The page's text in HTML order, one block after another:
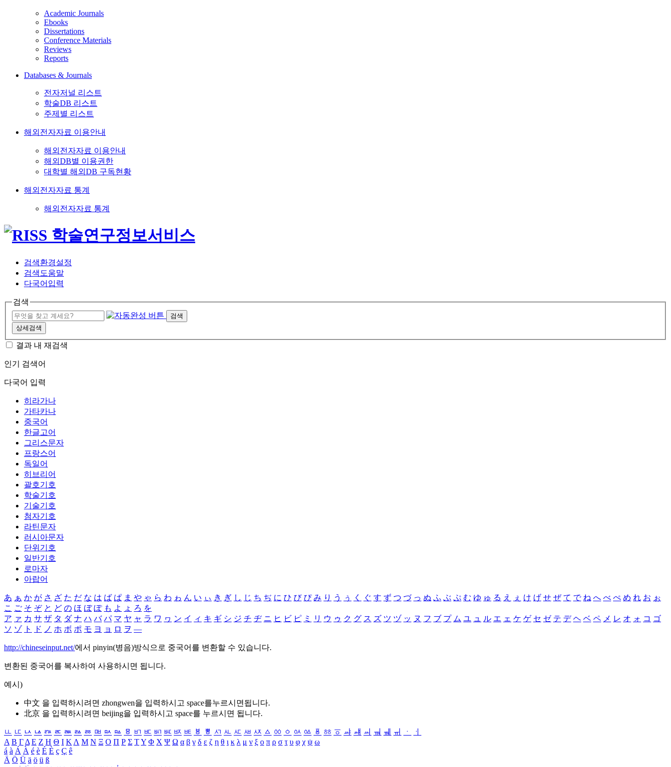
Academic Journals
Ebooks
Dissertations
Conference Materials
Reviews
Reports
Databases & Journals
전자저널 리스트
학술DB 리스트
주제별 리스트
해외전자자료 이용안내
해외전자자료 이용안내
해외DB별 이용권한
대학별 해외DB 구독현황
해외전자자료 통계
해외전자자료 통계
검색환경설정
검색도움말
다국어입력
검색
검색
상세검색
결과 내 재검색
인기 검색어
다국어 입력
히라가나
가타카나
중국어
한글고어
그리스문자
프랑스어
독일어
히브리어
괄호기호
학술기호
기술기호
첨자기호
라틴문자
러시아문자
단위기호
일반기호
로마자
아랍어
あ ぁ か が さ ざ た だ な は ば ぱ ま や ゃ ら わ ゎ ん い ぃ き ぎ し じ ち ぢ に ひ び ぴ み り う ぅ く ぐ す ず つ づ っ ぬ ふ ぶ ぷ む ゆ ゅ る え ぇ け げ せ ぜ て で ね へ べ ぺ め れ お ぉ
こ ご そ ぞ と ど の ほ ぼ ぽ も よ ょ ろ を
ア ァ カ サ ザ タ ダ ナ ハ バ パ マ ヤ ャ ラ ワ ヮ ン イ ィ キ ギ シ ジ チ ヂ ニ ヒ ビ ピ ミ リ ウ ゥ ク グ ス ズ ツ ヅ ッ ヌ フ ブ プ ム ユ ュ ル エ ェ ケ ゲ セ ゼ テ デ ヘ ベ ペ メ レ オ ォ コ ゴ
ソ ゾ ト ド ノ ホ ボ ポ モ ヨ ョ ロ ヲ ―
http://chineseinput.net/에서 pinyin(병음)방식으로 중국어를 변환할 수 있습니다.
변환된 중국어를 복사하여 사용하시면 됩니다.
예시)
中文 을 입력하시려면 zhongwen을 입력하시고 space를누르시면됩니다.
北京 을 입력하시려면 beijing을 입력하시고 space를 누르시면 됩니다.
ㅥ ㅦ ㅧ ㅨ ㅩ ㅪ ㅫ ㅬ ㅭ ㅮ ㅯ ㅰ ㅱ ㅲ ㅳ ㅴ ㅵ ㅶ ㅷ ㅸ ㅹ ㅺ ㅻ ㅼ ㅽ ㅾ ㅿ ㆀ ㆁ ㆂ ㆃ ㆄ ㆅ ㆆ ㆇ ㆈ ㆉ ㆊ ㆋ ㆌ ㆍ
ㆎ
Α Β ΓΔ Ε Ζ Η Θ Ι ΚΛ Μ Ν Ξ Ο Π Ρ Σ ΤΥ Φ Χ Ψ Ω α β γ δ ε ζ η θ ι κ λ μ ν ξ ο π ρ σ τ υ φ χ ψ ω
á à Á À é è É È ç Ç ê
Ä Ö Ü ä ö ü ß